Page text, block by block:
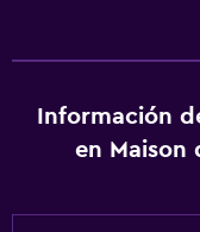
Información
en Maison